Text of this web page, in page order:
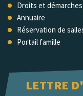
Droits et démarches
Annuaire
Réservation de
Portail famille
LETTRE